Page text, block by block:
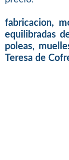
fabricacion,
equilibradas
poleas,
Teresa de